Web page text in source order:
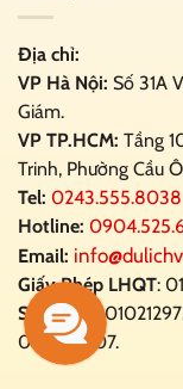
Địa chỉ:
VP Hà Nội: Số 31A
Giám.
VP TP.HCM: Tầng
Trinh, Phường Cầu
Tel: 0243.555.8038
Hotline:
Email:
Giấy Phép LHQT:
Số ĐKKD
:
02/01/2007.